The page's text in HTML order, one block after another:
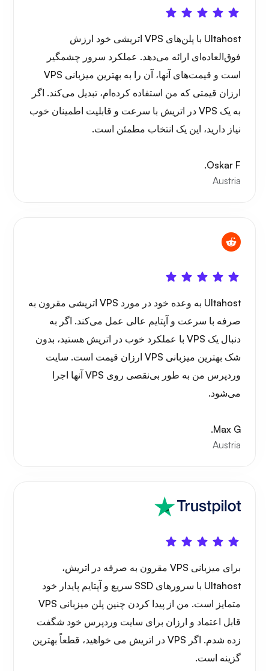
گرافانا
Ultahost با پلن‌های VPS اتریشی خود ارزش
فوق‌العاده‌ای ارائه می‌دهد. عملکرد سرور چشمگیر
است و قیمت‌های آنها، آن را به بهترین میزبانی VPS
ارزان قیمتی که من استفاده کرده‌ام، تبدیل می‌کند. اگر
به یک VPS در اتریش با سرعت و قابلیت اطمینان خوب
نیاز دارید، این یک انتخاب مطمئن است.
Oskar F.
Austria
Ultahost به وعده خود در مورد VPS اتریشی مقرون به
صرفه با سرعت و آپتایم عالی عمل می‌کند. اگر به
دنبال یک VPS با عملکرد خوب در اتریش هستید، بدون
شک بهترین میزبانی VPS ارزان قیمت است. سایت
وردپرس من به طور بی‌نقصی روی VPS آنها اجرا
می‌شود.
Max G.
Austria
برای میزبانی VPS مقرون به صرفه در اتریش،
Ultahost با سرورهای SSD سریع و آپتایم پایدار خود
متمایز است. من از پیدا کردن چنین پلن میزبانی VPS
قابل اعتماد و ارزان برای سایت وردپرس خود شگفت
زده شدم. اگر VPS در اتریش می خواهید، قطعاً بهترین
گزینه است.